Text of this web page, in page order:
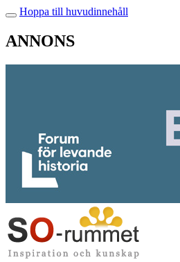
Hoppa till huvudinnehåll
ANNONS